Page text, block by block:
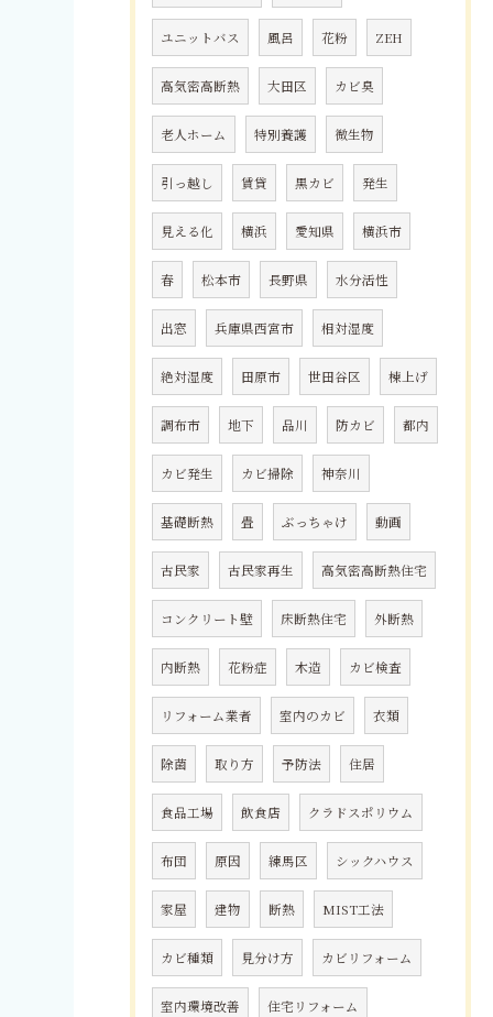
ユニットバス 風呂 花粉 ZEH
高気密高断熱 大田区 カビ臭
老人ホーム 特別養護 微生物
引っ越し 賃貸 黒カビ 発生
見える化 横浜 愛知県 横浜市
春 松本市 長野県 水分活性
出窓 兵庫県西宮市 相対湿度
絶対湿度 田原市 世田谷区 棟上げ
調布市 地下 品川 防カビ 都内
カビ発生 カビ掃除 神奈川
基礎断熱 畳 ぶっちゃけ 動画
古民家 古民家再生 高気密高断熱住宅
コンクリート壁 床断熱住宅 外断熱
内断熱 花粉症 木造 カビ検査
リフォーム業者 室内のカビ 衣類
除菌 取り方 予防法 住居
食品工場 飲食店 クラドスポリウム
布団 原因 練馬区 シックハウス
家屋 建物 断熱 MIST工法
カビ種類 見分け方 カビリフォーム
室内環境改善 住宅リフォーム